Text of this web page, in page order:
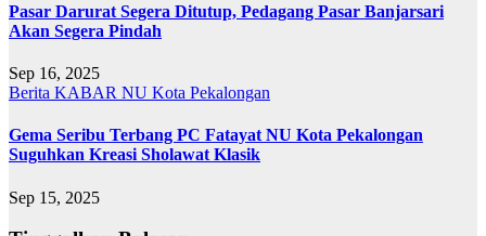
Pasar Darurat Segera Ditutup, Pedagang Pasar Banjarsari
Akan Segera Pindah
Sep 16, 2025
Berita KABAR NU Kota Pekalongan
Gema Seribu Terbang PC Fatayat NU Kota Pekalongan
Suguhkan Kreasi Sholawat Klasik
Sep 15, 2025